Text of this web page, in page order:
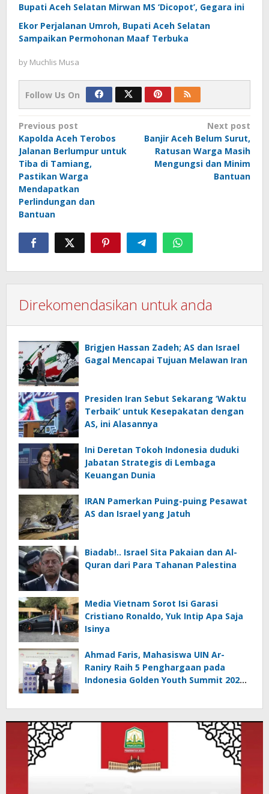
Bupati Aceh Selatan Mirwan MS ‘Dicopot’, Gegara ini
Ekor Perjalanan Umroh, Bupati Aceh Selatan
Sampaikan Permohonan Maaf Terbuka
by Muchlis Musa
Follow Us On
Post
navigation
Previous post
Kapolda Aceh Terobos
Jalanan Berlumpur untuk
Tiba di Tamiang,
Pastikan Warga
Mendapatkan
Perlindungan dan
Bantuan
Next post
Banjir Aceh Belum Surut,
Ratusan Warga Masih
Mengungsi dan Minim
Bantuan
Direkomendasikan untuk anda
Brigjen Hassan Zadeh; AS dan Israel
Gagal Mencapai Tujuan Melawan Iran
Presiden Iran Sebut Sekarang ‘Waktu
Terbaik’ untuk Kesepakatan dengan
AS, ini Alasannya
Ini Deretan Tokoh Indonesia duduki
Jabatan Strategis di Lembaga
Keuangan Dunia
IRAN Pamerkan Puing-puing Pesawat
AS dan Israel yang Jatuh
Biadab!.. Israel Sita Pakaian dan Al-
Quran dari Para Tahanan Palestina
Media Vietnam Sorot Isi Garasi
Cristiano Ronaldo, Yuk Intip Apa Saja
Isinya
Ahmad Faris, Mahasiswa UIN Ar-
Raniry Raih 5 Penghargaan pada
Indonesia Golden Youth Summit 2026